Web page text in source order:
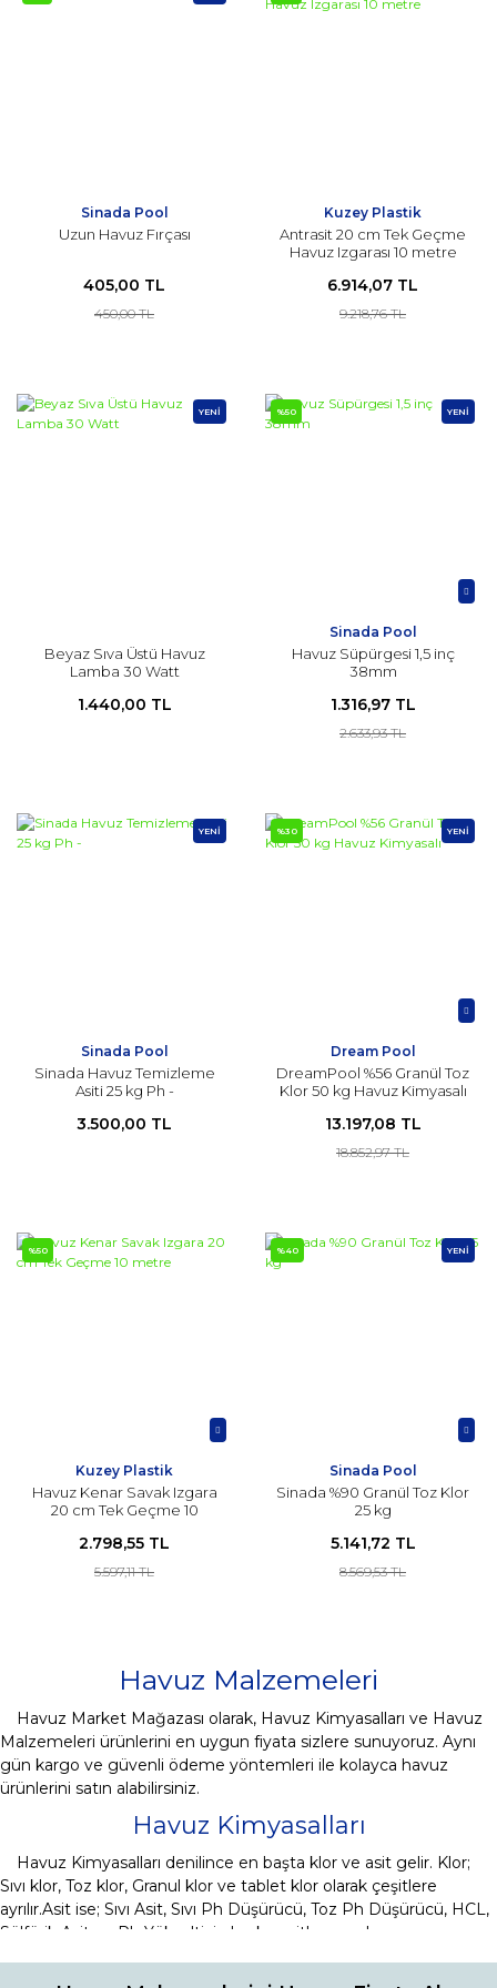
Sinada Pool
Uzun Havuz Fırçası
405,00 TL
450,00 TL
Kuzey Plastik
Antrasit 20 cm Tek Geçme
Havuz Izgarası 10 metre
6.914,07 TL
9.218,76 TL
YENİ
Beyaz Sıva Üstü Havuz
Lamba 30 Watt
1.440,00 TL
%50 YENİ
Sinada Pool
Havuz Süpürgesi 1,5 inç
38mm
1.316,97 TL
2.633,93 TL
YENİ
Sinada Pool
Sinada Havuz Temizleme
Asiti 25 kg Ph -
3.500,00 TL
%30 YENİ
Dream Pool
DreamPool %56 Granül Toz
Klor 50 kg Havuz Kimyasalı
13.197,08 TL
18.852,97 TL
%50
Kuzey Plastik
Havuz Kenar Savak Izgara
20 cm Tek Geçme 10
2.798,55 TL
5.597,11 TL
%40 YENİ
Sinada Pool
Sinada %90 Granül Toz Klor
25 kg
5.141,72 TL
8.569,53 TL
Havuz Malzemeleri
Havuz Market Mağazası olarak, Havuz Kimyasalları ve Havuz
Malzemeleri ürünlerini en uygun fiyata sizlere sunuyoruz. Aynı
gün kargo ve güvenli ödeme yöntemleri ile kolayca havuz
ürünlerini satın alabilirsiniz.
Havuz Kimyasalları
Havuz Kimyasalları denilince en başta klor ve asit gelir. Klor;
Sıvı klor, Toz klor, Granul klor ve tablet klor olarak çeşitlere
ayrılır.Asit ise; Sıvı Asit, Sıvı Ph Düşürücü, Toz Ph Düşürücü, HCL,
Sülfürik Asit ve Ph Yükseltici olarak çeşitlere ayrılır.
Havuz Kimyasalları yardımcı havuz ürünleri ise Havuz Yosun